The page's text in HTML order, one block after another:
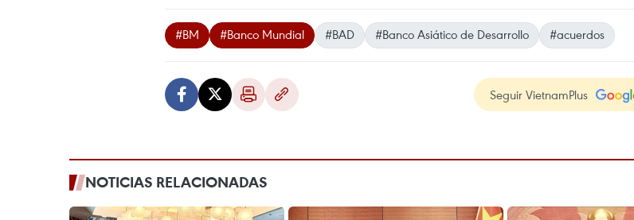
#BM #Banco Mundial #BAD #Banco Asiático de Desarrollo #acuerdos
Seguir VietnamPlus
NOTICIAS RELACIONADAS